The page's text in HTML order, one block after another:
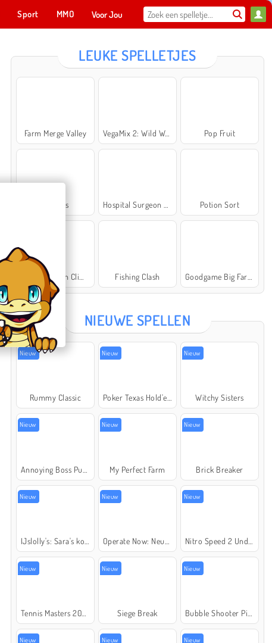
Sport MMO Voor Jou
Cross Stitch Masters
Star Stable
LEUKE SPELLETJES
Farm Merge Valley VegaMix 2: Wild West Pop Fruit
Bubbits Potion Sort
Fishing Clash
NIEUWE SPELLEN
Nieuw
Rummy Classic
Nieuw Nieuw
Witchy Sisters
Nieuw Nieuw
My Perfect Farm
Nieuw
Brick Breaker
Nieuw Nieuw Nieuw
Nieuw Nieuw
Siege Break
Nieuw
Nieuw Nieuw Nieuw